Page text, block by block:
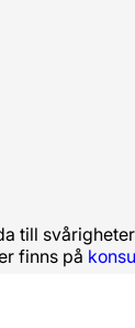
till
finns på